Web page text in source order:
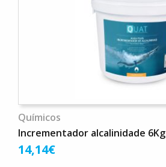
Químicos
Incrementador alcalinidade 6Kg
14,14€